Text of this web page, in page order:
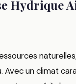
Hydrique
Avec un climat